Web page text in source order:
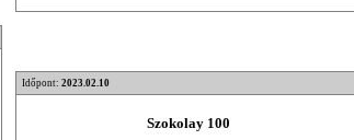
Időpont: 2023.02.10
Szokolay 100